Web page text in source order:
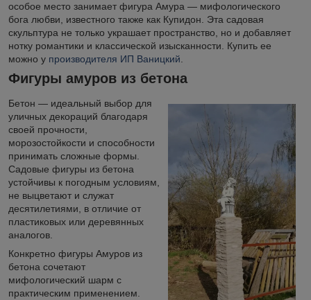
особое место занимает фигура Амура — мифологического
бога любви, известного также как Купидон. Эта садовая
скульптура не только украшает пространство, но и добавляет
нотку романтики и классической изысканности. Купить ее
можно у производителя ИП Ваницкий.
Фигуры амуров из бетона
Бетон — идеальный выбор для
уличных декораций благодаря
своей прочности,
морозостойкости и способности
принимать сложные формы.
Садовые фигуры из бетона
устойчивы к погодным условиям,
не выцветают и служат
десятилетиями, в отличие от
пластиковых или деревянных
аналогов.
Конкретно фигуры Амуров из
бетона сочетают
мифологический шарм с
практическим применением.